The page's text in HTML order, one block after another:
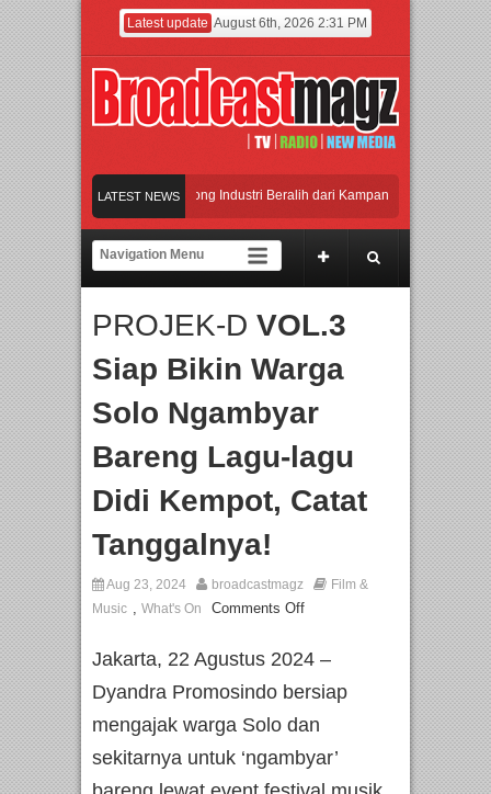
Latest update August 6th, 2026 2:31 PM
LATEST NEWS
APMF 2026 Dorong Industri Beralih dari Kampanye ke Kolaborasi
BIRKENSTOCK INDONESIA Membuka Took di Ubud, Bali
feat. Marcello Tahitoe dan Sandhy Sondoro Afan Hadirkan Hipdut Modern
PROJEK-D VOL.3
Siap Bikin Warga
Solo Ngambyar
Bareng Lagu-lagu
Didi Kempot, Catat
Tanggalnya!
Aug 23, 2024 broadcastmagz
Film &
Music , What's On Comments Off
Jakarta, 22 Agustus 2024 –
Dyandra Promosindo bersiap
mengajak warga Solo dan
sekitarnya untuk ‘ngambyar’